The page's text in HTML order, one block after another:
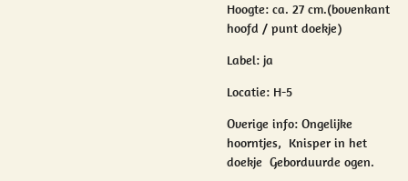
Hoogte: ca. 27 cm.(bovenkant
hoofd / punt doekje)
Label: ja
Locatie: H-5
Overige info: Ongelijke
hoorntjes, Knisper in het
doekje Geborduurde ogen.